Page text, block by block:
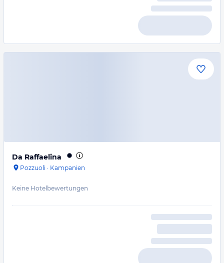
Da Raffaelina
Pozzuoli · Kampanien
Keine Hotelbewertungen